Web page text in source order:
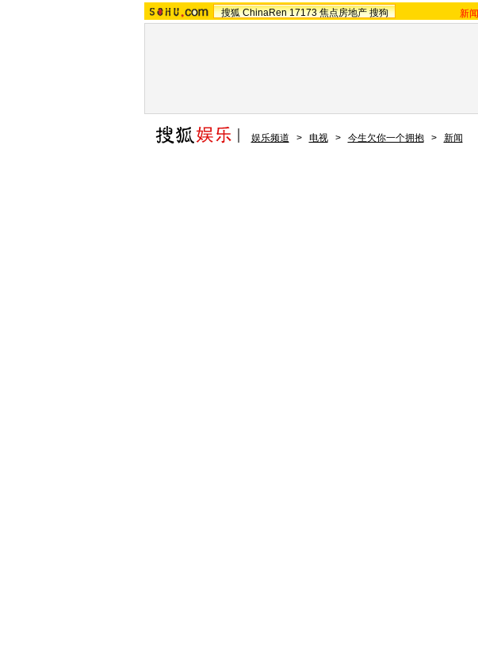
搜狐 ChinaRen 17173 焦点房地产 搜狗 新闻
娱乐频道 > 电视 > 今生欠你一个拥抱 > 新闻